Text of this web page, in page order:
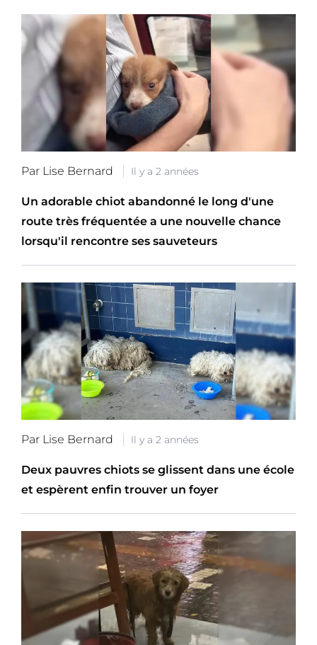
Par Lise Bernard Il y a 2 années
Un adorable chiot abandonné le long d'une
route très fréquentée a une nouvelle chance
lorsqu'il rencontre ses sauveteurs
Par Lise Bernard Il y a 2 années
Deux pauvres chiots se glissent dans une école
et espèrent enfin trouver un foyer